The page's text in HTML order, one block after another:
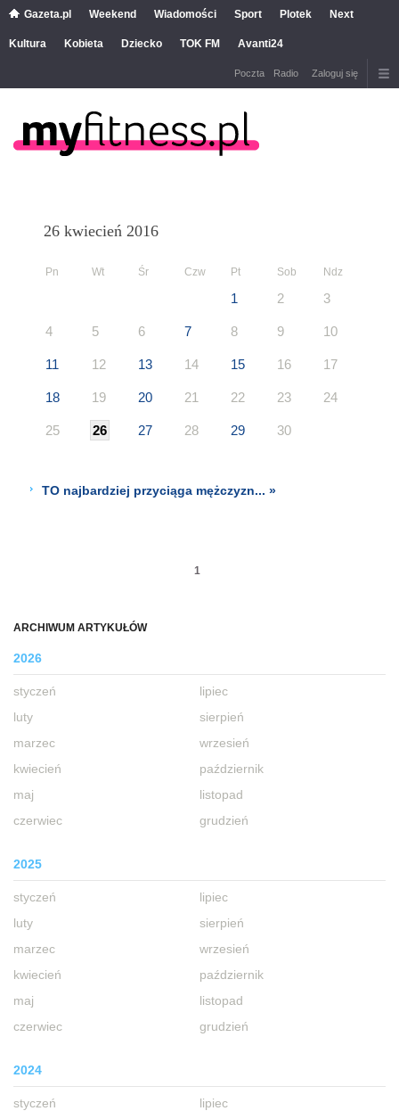
Gazeta.pl Weekend Wiadomości Sport Plotek Next
Kultura Kobieta Dziecko TOK FM Avanti24
Poczta Radio Zaloguj się
ARCHIWUM ARTYKUŁÓW
2026
styczeń
luty
marzec
kwiecień
maj
czerwiec
lipiec
sierpień
wrzesień
październik
listopad
grudzień
2025
styczeń
luty
marzec
kwiecień
maj
czerwiec
lipiec
sierpień
wrzesień
październik
listopad
grudzień
2024
styczeń
lipiec
26 kwiecień 2016
Pn Wt Śr Czw Pt Sob Ndz
1 2 3
4 5 6 7 8 9 10
11 12 13 14 15 16 17
18 19 20 21 22 23 24
25 26 27 28 29 30
TO najbardziej przyciąga mężczyzn... »
1